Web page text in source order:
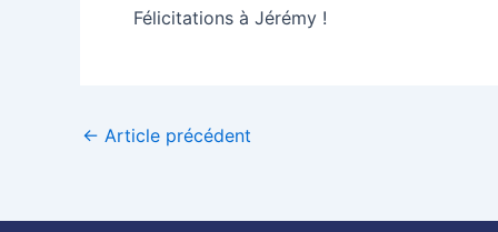
Félicitations à Jérémy !
← Article précédent